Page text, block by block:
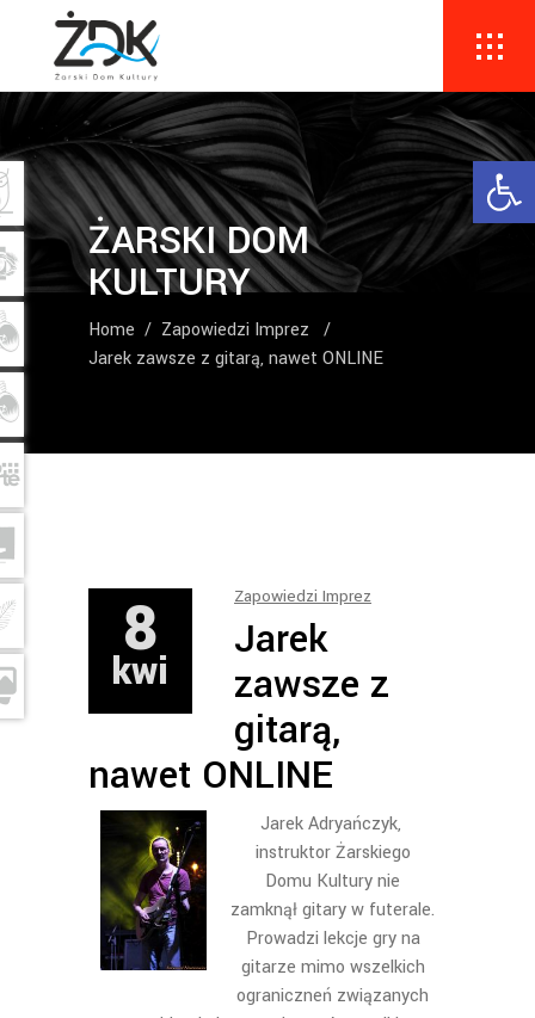
ŻARSKI DOM
KULTURY
Home / Zapowiedzi Imprez
/
Jarek zawsze z gitarą, nawet ONLINE
8
kwi
Zapowiedzi Imprez
Jarek
zawsze z
gitarą,
nawet ONLINE
Jarek Adryańczyk,
instruktor Żarskiego
Domu Kultury nie
zamknął gitary w futerale.
Prowadzi lekcje gry na
gitarze mimo wszelkich
ograniczneń związanych